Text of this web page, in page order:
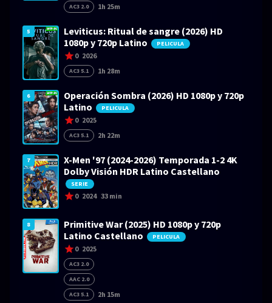
AC3 2.0 1h 25m
5
Leviticus: Ritual de sangre (2026) HD
1080p y 720p Latino
PELICULA
0 2026
AC3 5.1 1h 28m
6
Operación Sombra (2026) HD 1080p y 720p
Latino
PELICULA
0 2025
AC3 5.1 2h 22m
7
X-Men '97 (2024-2026) Temporada 1-2 4K
Dolby Visión HDR Latino Castellano
SERIE
0 2024 33 min
8
Primitive War (2025) HD 1080p y 720p
Latino Castellano
PELICULA
0 2025
AC3 2.0
AAC 2.0
AC3 5.1
2h 15m